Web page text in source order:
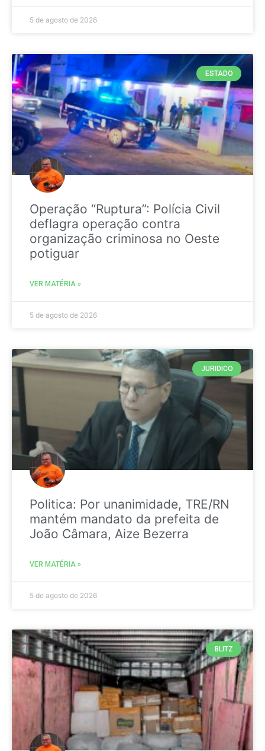
5 de agosto de 2026
ESTADO
Operação “Ruptura”: Polícia Civil
deflagra operação contra
organização criminosa no Oeste
potiguar
VER MATÉRIA »
5 de agosto de 2026
JURIDICO
Politica: Por unanimidade, TRE/RN
mantém mandato da prefeita de
João Câmara, Aize Bezerra
VER MATÉRIA »
5 de agosto de 2026
BLITZ